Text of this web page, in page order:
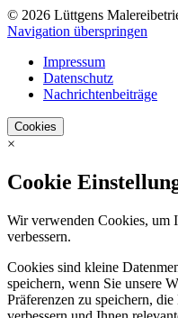
© 2026 Lüttgens
Navigation überspringen
Impressum
Datenschutz
Nachrichtenbeiträge
Cookies
×
Cookie
Wir verwenden Cookies, um
verbessern.
Cookies sind kleine
speichern, wenn Sie unsere
Präferenzen zu speichern,